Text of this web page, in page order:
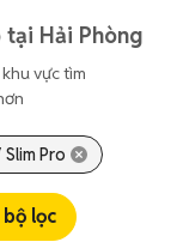
Hải Phòng
vực tìm
Pro
lọc